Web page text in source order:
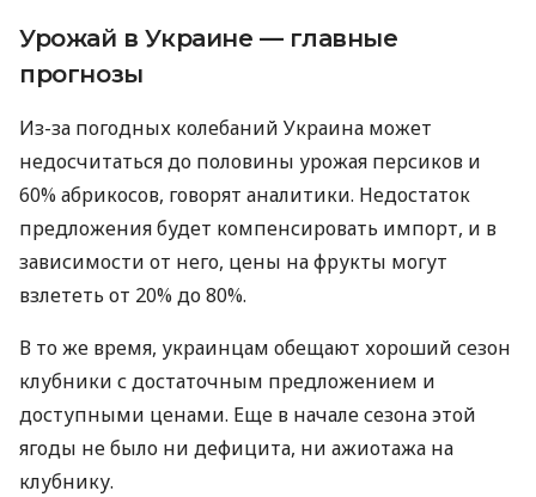
Урожай в Украине — главные
прогнозы
Из-за погодных колебаний Украина может
недосчитаться до половины урожая персиков и
60% абрикосов, говорят аналитики. Недостаток
предложения будет компенсировать импорт, и в
зависимости от него, цены на фрукты могут
взлететь от 20% до 80%.
В то же время, украинцам обещают хороший сезон
клубники с достаточным предложением и
доступными ценами. Еще в начале сезона этой
ягоды не было ни дефицита, ни ажиотажа на
клубнику.